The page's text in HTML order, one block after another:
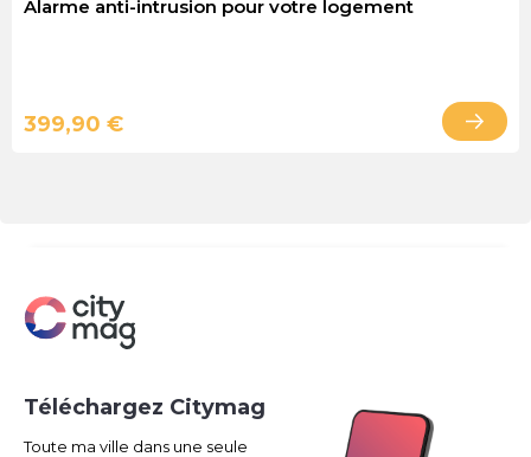
Alarme anti-intrusion pour votre logement
399,90 €
Téléchargez Citymag
Toute ma ville dans une seule